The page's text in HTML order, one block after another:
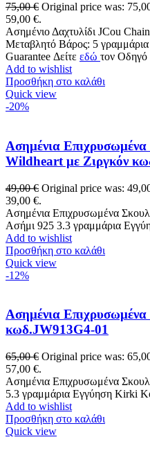
75,00€ Original price was:
59,00 €.
Ασημένιο Δαχτυλίδι JCou
Μεταβλητό Βάρος: 5
Guarantee Δείτε εδώ τον Οδηγό
Add to wishlist
Προσθήκη στο καλάθι
Quick view
-20%
Ασημένια
Wildheart με Ζιργκόν
49,00€ Original price was:
39,00 €.
Ασημένια Επιχρυσωμένα
Ασήμι 925 3.3 γραμμάρια
Add to wishlist
Προσθήκη στο καλάθι
Quick view
-12%
Ασημένια
κωδ.JW913G4-01
65,00€ Original price was:
57,00 €.
Ασημένια Επιχρυσωμένα
5.3 γραμμάρια Εγγύηση Kirki
Add to wishlist
Προσθήκη στο καλάθι
Quick view